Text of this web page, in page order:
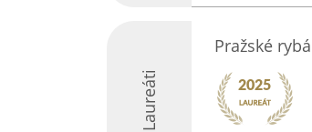
Laureáti
Pražské